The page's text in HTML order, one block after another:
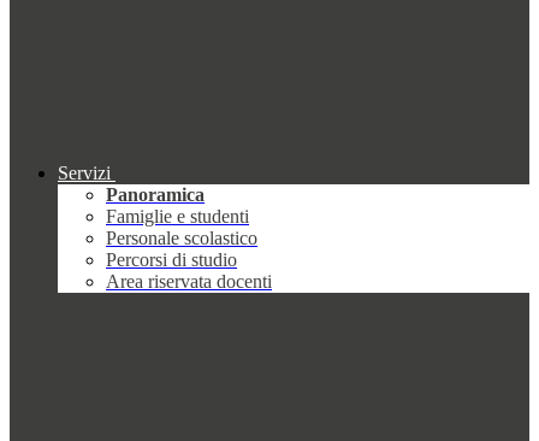
Servizi
Panoramica
Famiglie e studenti
Personale scolastico
Percorsi di studio
Area riservata docenti